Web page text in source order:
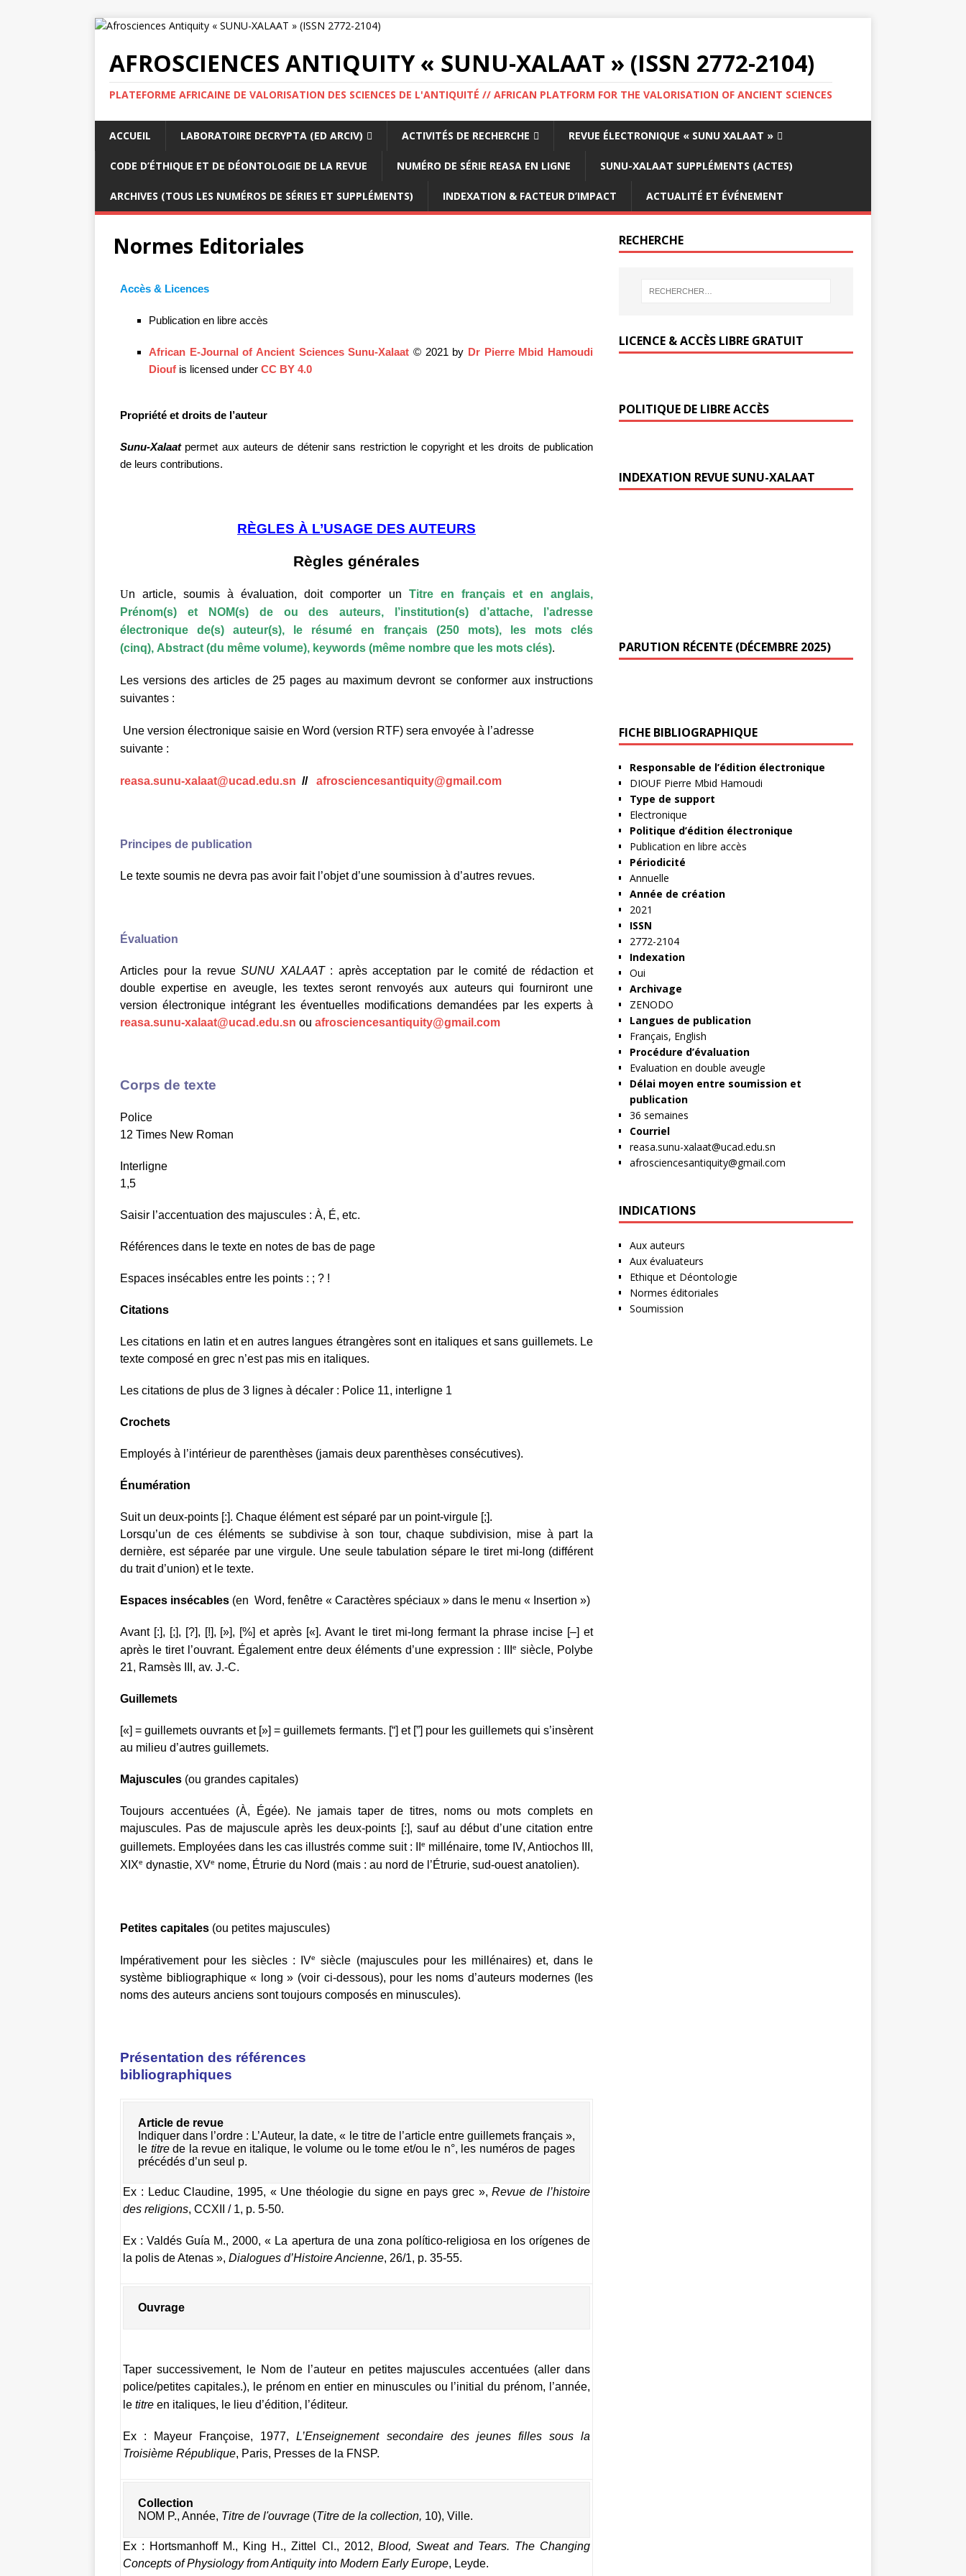
AFROSCIENCES ANTIQUITY « SUNU-XALAAT » (ISSN 2772-2104)
PLATEFORME AFRICAINE DE VALORISATION DES SCIENCES DE L'ANTIQUITÉ // AFRICAN PLATFORM FOR THE VALORISATION OF ANCIENT SCIENCES
ACCUEIL LABORATOIRE DECRYPTA (ED ARCIV) ACTIVITÉS DE RECHERCHE REVUE ÉLECTRONIQUE « SUNU XALAAT »
CODE D’ÉTHIQUE ET DE DÉONTOLOGIE DE LA REVUE NUMÉRO DE SÉRIE REASA EN LIGNE SUNU-XALAAT SUPPLÉMENTS (ACTES)
ARCHIVES (TOUS LES NUMÉROS DE SÉRIES ET SUPPLÉMENTS) INDEXATION & FACTEUR D’IMPACT ACTUALITÉ ET ÉVÉNEMENT
Normes Editoriales
Accès & Licences
Publication en libre accès
African E-Journal of Ancient Sciences Sunu-Xalaat© 2021 by Dr Pierre Mbid Hamoudi
Diouf is licensed under CC BY 4.0
Propriété et droits de l’auteur
Sunu-Xalaatpermet aux auteurs de détenir sans restriction le copyright et les droits de publication
de leurs contributions.
RÈGLES À L’USAGE DES AUTEURS
Règles générales
Un article, soumis à évaluation, doit comporter un
Titre en français et en anglais,
Prénom(s) et
NOM(s) de ou des auteurs, l’institution(s) d’attache, l’adresse
électroniquede(s) auteur(s), le résumé en français (250 mots), les mots clés
(cinq), Abstract (du même volume), keywords (même nombre que les mots clés).
Les versions des articles de 25 pages au maximumdevront se conformer aux instructions
suivantes :
Une version électronique saisie en Word (version RTF) sera envoyée à l’adresse
suivante :
reasa.sunu-xalaat@ucad.edu.sn // afrosciencesantiquity@gmail.com
Principes de publication
Le texte soumis ne devra pas avoir fait l’objet d’une soumission à d’autres revues.
Évaluation
Articles pour la revueSUNU XALAAT: après acceptation par le comité de rédaction et
double expertise en aveugle, les textes seront renvoyés aux auteurs qui fourniront une
version électronique intégrant les éventuelles modifications demandées par les experts à
reasa.sunu-xalaat@ucad.edu.sn ou afrosciencesantiquity@gmail.com
Corps de texte
Police
12 Times New Roman
Interligne
1,5
Saisir l’accentuation des majuscules : À, É, etc.
Références dans le texte en notes de bas de page
Espaces insécables entre les points : ; ? !
Citations
Les citations en latin et en autres langues étrangères sont en italiques et sans guillemets. Le
texte composé en grec n’est pas mis en italiques.
Les citations de plus de 3 lignes à décaler : Police 11, interligne 1
Crochets
Employés à l’intérieur de parenthèses (jamais deux parenthèses consécutives).
Énumération
Suit un deux-points [:]. Chaque élément est séparé par un point-virgule [;].
Lorsqu’un de ces éléments se subdivise à son tour, chaque subdivision, mise à part la
dernière, est séparée par une virgule. Une seule tabulation sépare le tiret mi-long (différent
du trait d’union) et le texte.
Espaces insécables (en Word, fenêtre « Caractères spéciaux » dans le menu « Insertion »)
Avant [:], [;], [?], [!], [»], [%] et après [«]. Avant le tiret mi-long fermant la phrase incise [–] et
après le tiret l’ouvrant. Également entre deux éléments d’une expression : IIIe siècle, Polybe
21, Ramsès III, av. J.-C.
Guillemets
[«] = guillemets ouvrants et [»] = guillemets fermants. [“] et [”] pour les guillemets qui s’insèrent
au milieu d’autres guillemets.
Majuscules (ou grandes capitales)
Toujours accentuées (À, Égée). Ne jamais taper de titres, noms ou mots complets en
majuscules. Pas de majuscule après les deux-points [:], sauf au début d’une citation entre
guillemets. Employées dans les cas illustrés comme suit : II
e millénaire, tome IV, Antiochos III,
XIXe dynastie, XVe nome, Étrurie du Nord (mais : au nord de l’Étrurie, sud-ouest anatolien).
Petites capitales (ou petites majuscules)
Impérativement pour les siècles : IVe
siècle (majuscules pour les millénaires) et, dans le
système bibliographique « long » (voir ci-dessous), pour les noms d’auteurs modernes (les
noms des auteurs anciens sont toujours composés en minuscules).
Présentation des références
bibliographiques
Article de revue
Indiquer dans l’ordre : L’Auteur, la date, « le titre de l’article entre guillemets français »,
le titre de la revue en italique, le volume ou le tome et/ou le n°, les numéros de pages
précédés d’un seul p.
Ex : Leduc Claudine, 1995, « Une théologie du signe en pays grec »,Revue de l’histoire
des religions, CCXII / 1, p. 5-50.
Ex : Valdés Guía M., 2000, « La apertura de una zona político-religiosa en los orígenes de
la polis de Atenas »,Dialogues d’Histoire Ancienne, 26/1, p. 35-55.
Ouvrage
Taper successivement, le Nom de l’auteur en petites majuscules accentuées (aller dans
police/petites capitales.), le prénom en entier en minuscules ou l’initial du prénom, l’année,
letitreen italiques, le lieu d’édition, l’éditeur.
Ex : Mayeur Françoise, 1977,L’Enseignement secondaire des jeunes filles sous la
Troisième République, Paris, Presses de la FNSP.
Collection
NOM P., Année, Titre de l'ouvrage (Titre de la collection, 10), Ville.
Ex : Hortsmanhoff M., King H., Zittel Cl., 2012, Blood, Sweat and Tears. The Changing
Concepts of Physiology from Antiquity into Modern Early Europe, Leyde.
RECHERCHE
LICENCE & ACCÈS LIBRE GRATUIT
POLITIQUE DE LIBRE ACCÈS
INDEXATION REVUE SUNU-XALAAT
PARUTION RÉCENTE (DÉCEMBRE 2025)
FICHE BIBLIOGRAPHIQUE
Responsable de l’édition électronique
DIOUF Pierre Mbid Hamoudi
Type de support
Electronique
Politique d’édition électronique
Publication en libre accès
Périodicité
Annuelle
Année de création
2021
ISSN
2772-2104
Indexation
Oui
Archivage
ZENODO
Langues de publication
Français, English
Procédure d’évaluation
Evaluation en double aveugle
Délai moyen entre soumission et
publication
36 semaines
Courriel
reasa.sunu-xalaat@ucad.edu.sn
afrosciencesantiquity@gmail.com
INDICATIONS
Aux auteurs
Aux évaluateurs
Ethique et Déontologie
Normes éditoriales
Soumission